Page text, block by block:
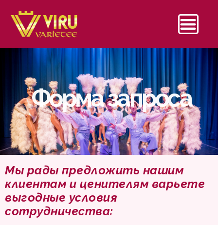
Форма запроса
Мы рады предложить нашим
клиентам и ценителям варьете
выгодные условия
сотрудничества: